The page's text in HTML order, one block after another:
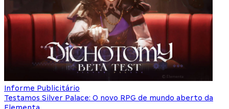
Informe Publicitário
Testamos Silver Palace: O novo RPG de mundo aberto da